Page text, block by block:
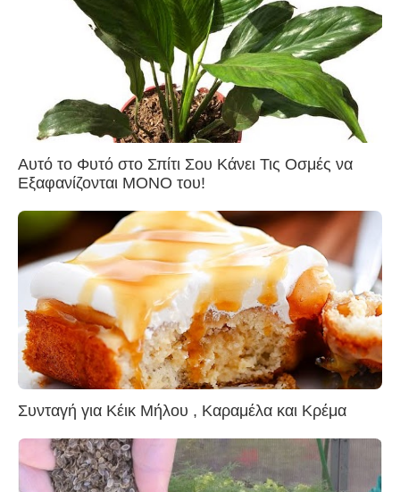
Αυτό το Φυτό στο Σπίτι Σου Κάνει Τις Οσμές να
Εξαφανίζονται ΜΟΝΟ του!
Συνταγή για Κέικ Μήλου , Καραμέλα και Κρέμα